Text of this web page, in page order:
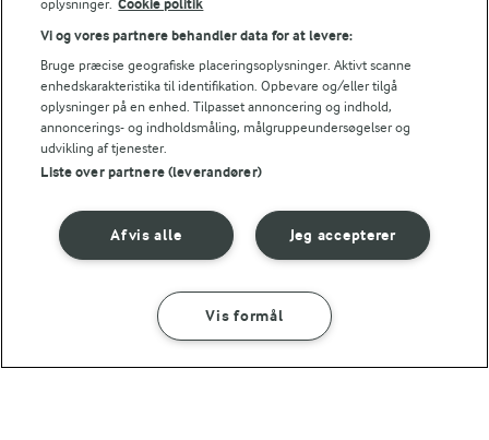
Kartoffellasagne
(149)
Lady & Vagabonden
spaghetti med
kødboller og spicy
tomat-flødesauce
oplysninger. Cookie politik
Vi og vores partnere behandler data for at levere:
Bruge præcise geografiske placeringsoplysninger. Aktivt scanne
enhedskarakteristika til identifikation. Opbevare og/eller tilgå
oplysninger på en enhed. Tilpasset annoncering og indhold,
annoncerings- og indholdsmåling, målgruppeundersøgelser og
udvikling af tjenester.
Liste over partnere (leverandører)
Jeg accepterer
Afvis alle
Vis formål